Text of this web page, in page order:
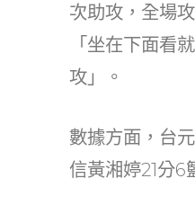
次助攻，全場
「坐在下面看
攻」。
數據方面，台
信黃湘婷21分6